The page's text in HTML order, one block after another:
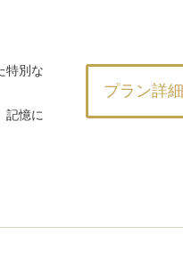
特別な
記憶に
プラン詳細